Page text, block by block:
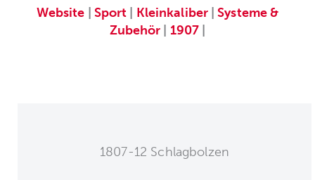
Website Sport Kleinkaliber|Systeme &
Zubehör
1907
1807-12 Schlagbolzen